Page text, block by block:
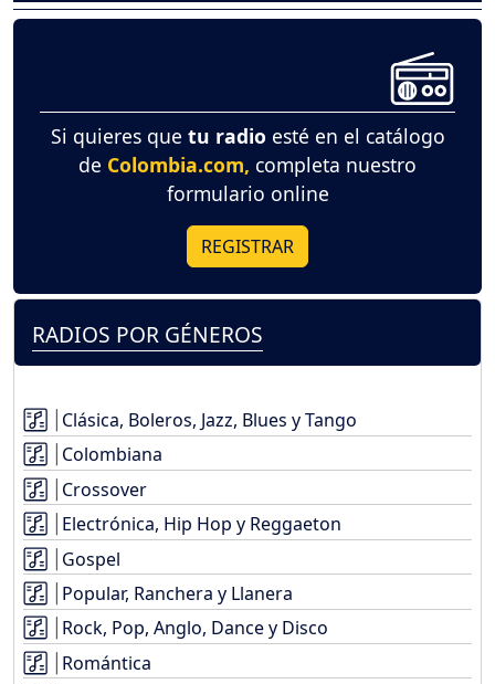
Si quieres que tu radio esté en el catálogo
de Colombia.com, completa nuestro
formulario online
REGISTRAR
RADIOS POR GÉNEROS
Clásica, Boleros, Jazz, Blues y Tango
Colombiana
Crossover
Electrónica, Hip Hop y Reggaeton
Gospel
Popular, Ranchera y Llanera
Rock, Pop, Anglo, Dance y Disco
Romántica